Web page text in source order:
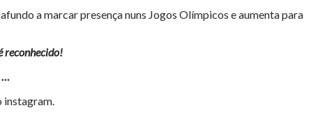
a marcar presença nuns Jogos Olímpicos e aumenta para
reconhecido!
…
instagram.